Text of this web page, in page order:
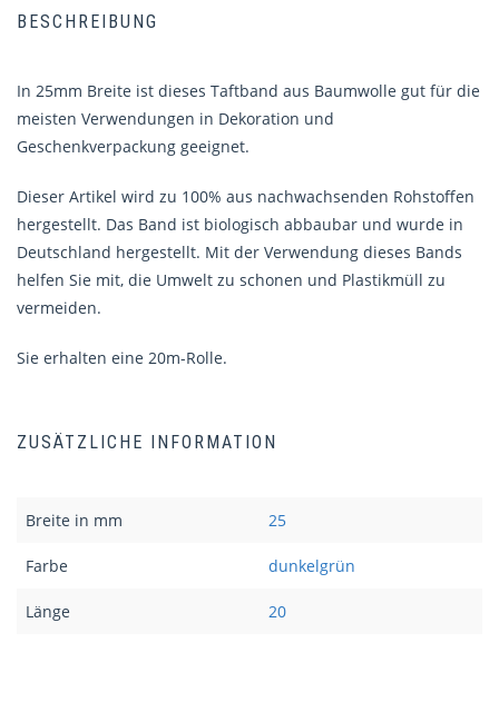
BESCHREIBUNG
In 25mm Breite ist dieses Taftband aus Baumwolle gut für die
meisten Verwendungen in Dekoration und
Geschenkverpackung geeignet.
Dieser Artikel wird zu 100% aus nachwachsenden Rohstoffen
hergestellt. Das Band ist biologisch abbaubar und wurde in
Deutschland hergestellt. Mit der Verwendung dieses Bands
helfen Sie mit, die Umwelt zu schonen und Plastikmüll zu
vermeiden.
Sie erhalten eine 20m-Rolle.
ZUSÄTZLICHE INFORMATION
Breite in mm 25
Farbe dunkelgrün
Länge 20